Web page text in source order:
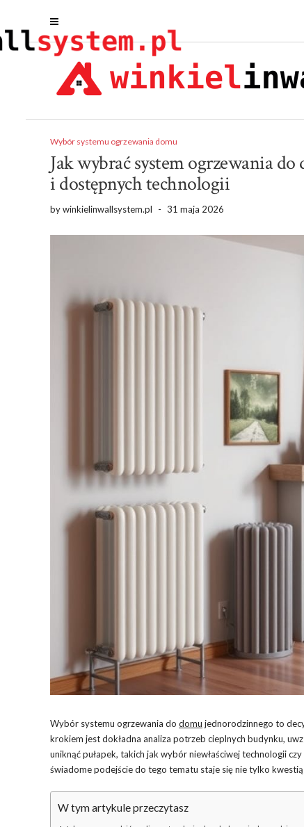
Wybór systemu ogrzewania domu
Jak wybrać system ogrzewania
i dostępnych technologii
bywinkielinwallsystem.pl - 31 maja 2026
Wybór systemu ogrzewania do domu jednorodzinnego to
krokiem jest dokładna analiza potrzeb cieplnych budynku,
uniknąć pułapek, takich jak wybór niewłaściwej technologii
świadome podejście do tego tematu staje się nie tylko
W tym artykule przeczytasz